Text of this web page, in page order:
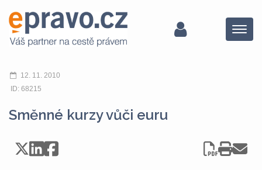
Menu
12. 11. 2010
ID: 68215
Směnné kurzy vůči euru